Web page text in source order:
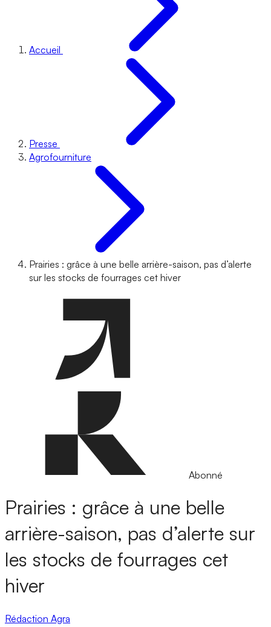
Accueil
Presse
Agrofourniture
Prairies : grâce à une belle arrière-saison, pas d’alerte
sur les stocks de fourrages cet hiver
Abonné
Prairies : grâce à une belle
arrière-saison, pas d’alerte sur
les stocks de fourrages cet
hiver
Rédaction Agra